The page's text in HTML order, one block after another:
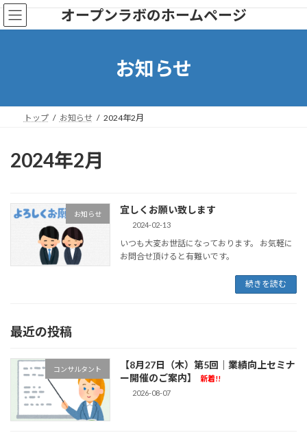
コ
ン
ナ
ビ
オープンラボのホームページ
お知らせ
トップ お知らせ 2024年2月
2024年2月
お知らせ 宜しくお願い致します
2024-02-13
いつも大変お世話になっております。 お気軽に
お問合せ頂けると有難いです。
続きを読む
最近の投稿
コンサルタント
【8月27日（木）第5回｜業績向上セミナ
ー開催のご案内】
新着!!
2026-08-07